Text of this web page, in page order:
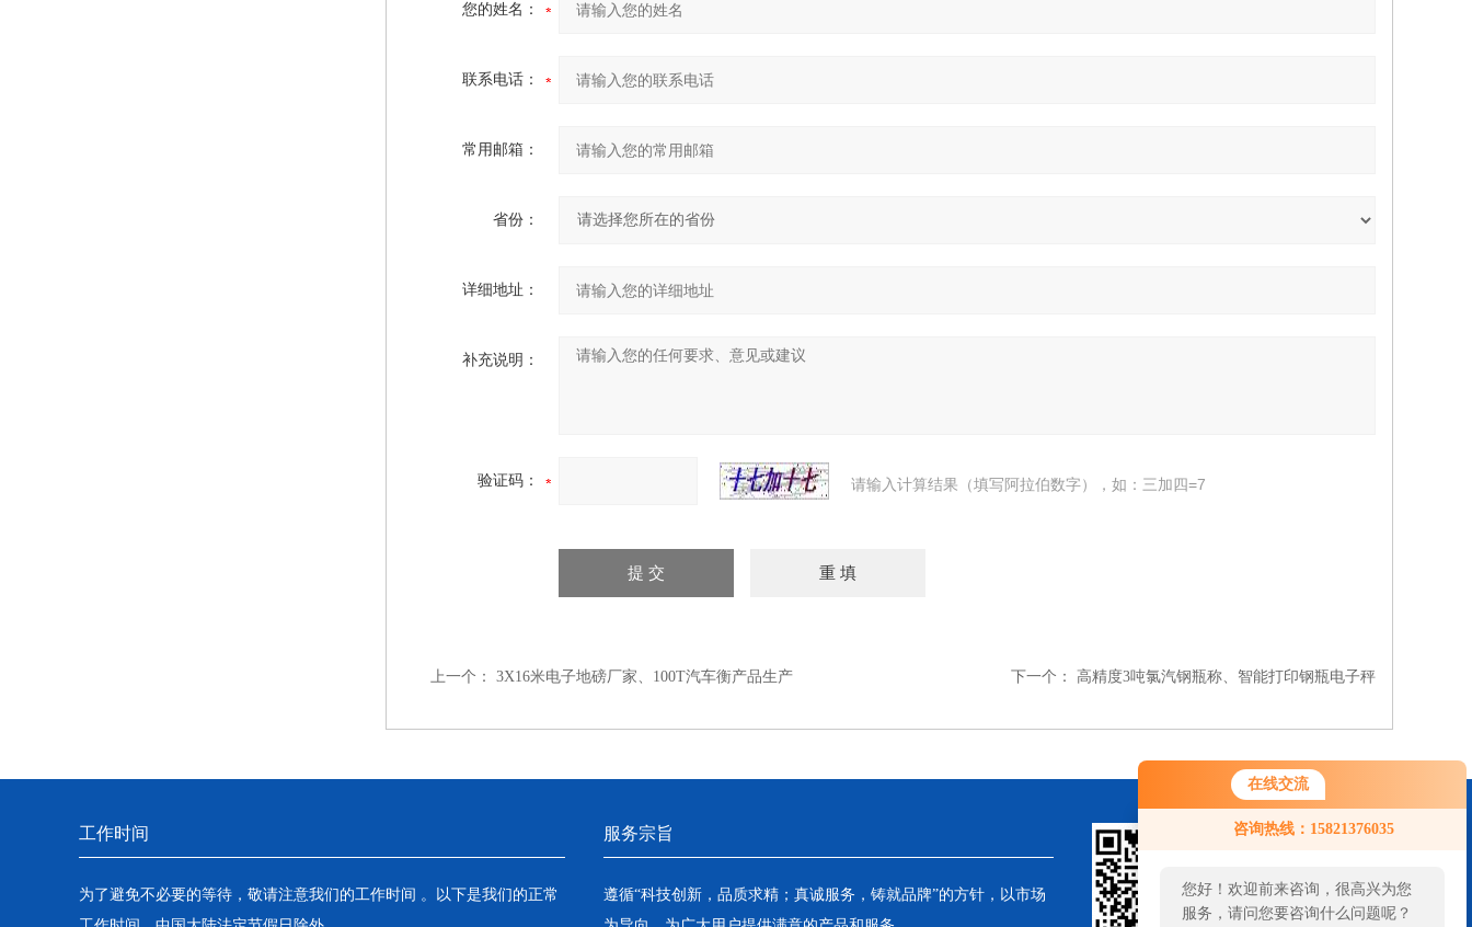
在线交流
咨询热线：15821376035
您好！欢迎前来咨询，很高兴为您
服务，请问您要咨询什么问题呢？
您的姓名：
联系电话：
常用邮箱：
省份：
详细地址：
补充说明：
验证码： 请输入计算结果（填写阿拉伯数字），如：三加四=7
上一个： 3X16米电子地磅厂家、100T汽车衡产品生产 下一个： 高精度3吨氯汽钢瓶称、智能打印钢瓶电子秤
工作时间
为了避免不必要的等待，敬请注意我们的工作时间 。以下是我们的正常
服务宗旨
遵循“科技创新，品质求精；真诚服务，铸就品牌”的方针，以市场